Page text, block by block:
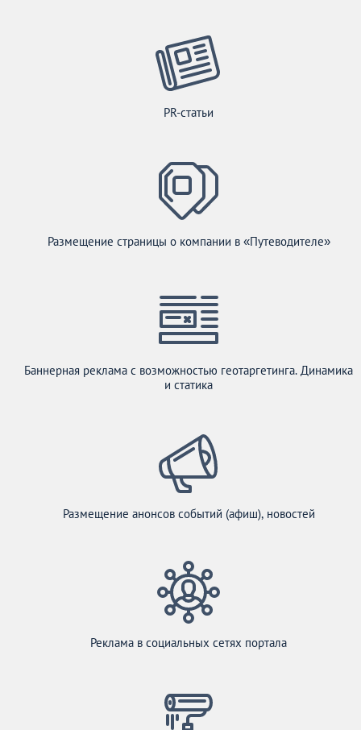
PR-статьи
Размещение страницы о компании в «Путеводителе»
Баннерная реклама с возможностью геотаргетинга. Динамика
и статика
Размещение анонсов событий (афиш), новостей
Реклама в социальных сетях портала